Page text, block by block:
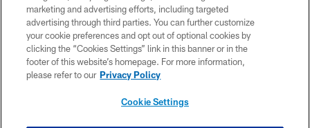
PRIVACY POLICY
ACCESSIBILITY
CONTACT US
marketing and advertising efforts, including targeted
advertising through third parties. You can further customize
your cookie preferences and opt out of optional cookies by
clicking the “Cookies Settings” link in this banner or in the
footer of this website’s homepage. For more information,
please refer to our Privacy Policy
Cookie Settings